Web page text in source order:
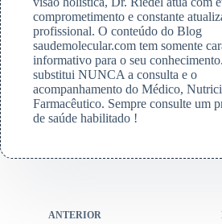
comprometimento e constante
profissional. O conteúdo do Blog
saudemolecular.com tem somente
informativo para o seu
substitui NUNCA a consulta e o
acompanhamento do Médico,
Farmacêutico. Sempre consulte um
de saúde habilitado !
ANTERIOR